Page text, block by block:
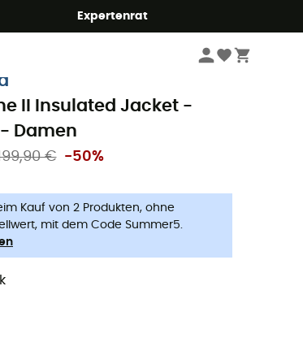
Expertenrat
Skijacken - Damen
II Insulated Jacket -
Damen
€ -50%
Kauf von 2 Produkten, ohne
mit dem Code Summer5.